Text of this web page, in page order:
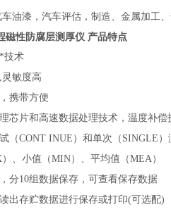
油漆，汽车评估，制造、金属加工
磁性防腐层测厚仪 产品特点
技术
敏度高
携带方便
芯片和高速数据处理技术，温度补偿
（CONT INUE）和单次（SINGLE）
、小值（MIN）、平均值（MEA）
分10组数据保存，可查看保存数据
出存贮数据进行保存或打印(可选配)